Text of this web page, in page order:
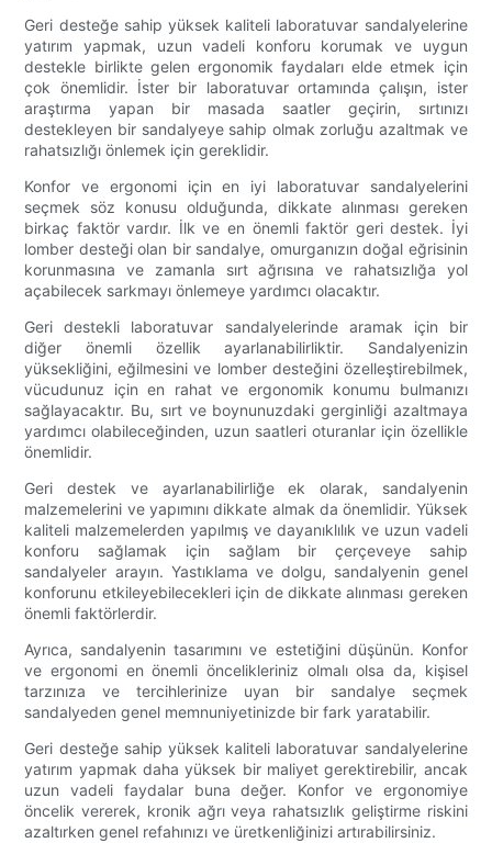
Geri desteğe sahip yüksek kaliteli laboratuvar sandalyelerine
yatırım yapmak, uzun vadeli konforu korumak ve uygun
destekle birlikte gelen ergonomik faydaları elde etmek için
çok önemlidir. İster bir laboratuvar ortamında çalışın, ister
araştırma yapan bir masada saatler geçirin, sırtınızı
destekleyen bir sandalyeye sahip olmak zorluğu azaltmak ve
rahatsızlığı önlemek için gereklidir.
Konfor ve ergonomi için en iyi laboratuvar sandalyelerini
seçmek söz konusu olduğunda, dikkate alınması gereken
birkaç faktör vardır. İlk ve en önemli faktör geri destek. İyi
lomber desteği olan bir sandalye, omurganızın doğal eğrisinin
korunmasına ve zamanla sırt ağrısına ve rahatsızlığa yol
açabilecek sarkmayı önlemeye yardımcı olacaktır.
Geri destekli laboratuvar sandalyelerinde aramak için bir
diğer önemli özellik ayarlanabilirliktir. Sandalyenizin
yüksekliğini, eğilmesini ve lomber desteğini özelleştirebilmek,
vücudunuz için en rahat ve ergonomik konumu bulmanızı
sağlayacaktır. Bu, sırt ve boynunuzdaki gerginliği azaltmaya
yardımcı olabileceğinden, uzun saatleri oturanlar için özellikle
önemlidir.
Geri destek ve ayarlanabilirliğe ek olarak, sandalyenin
malzemelerini ve yapımını dikkate almak da önemlidir. Yüksek
kaliteli malzemelerden yapılmış ve dayanıklılık ve uzun vadeli
konforu sağlamak için sağlam bir çerçeveye sahip
sandalyeler arayın. Yastıklama ve dolgu, sandalyenin genel
konforunu etkileyebilecekleri için de dikkate alınması gereken
önemli faktörlerdir.
Ayrıca, sandalyenin tasarımını ve estetiğini düşünün. Konfor
ve ergonomi en önemli öncelikleriniz olmalı olsa da, kişisel
tarzınıza ve tercihlerinize uyan bir sandalye seçmek
sandalyeden genel memnuniyetinizde bir fark yaratabilir.
Geri desteğe sahip yüksek kaliteli laboratuvar sandalyelerine
yatırım yapmak daha yüksek bir maliyet gerektirebilir, ancak
uzun vadeli faydalar buna değer. Konfor ve ergonomiye
öncelik vererek, kronik ağrı veya rahatsızlık geliştirme riskini
azaltırken genel refahınızı ve üretkenliğinizi artırabilirsiniz.